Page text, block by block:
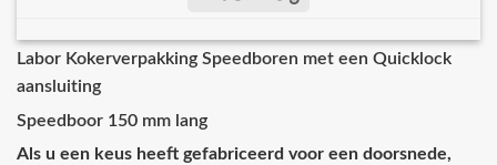
Labor Kokerverpakking Speedboren met een Quicklock
aansluiting
Speedboor 150 mm lang
Als u een keus heeft gefabriceerd voor een doorsnede,